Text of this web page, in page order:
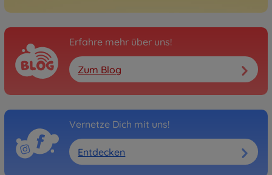
Erfahre mehr über uns!
Zum Blog
Vernetze Dich mit uns!
Entdecken